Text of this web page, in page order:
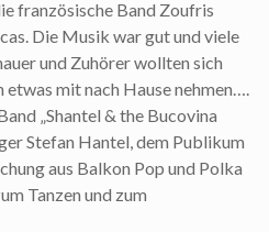
französische Band Zoufris
Die Musik war gut und viele
und Zuhörer wollten sich
etwas mit nach Hause nehmen….
„Shantel & the Bucovina
Stefan Hantel, dem Publikum
aus Balkon Pop und Polka
Tanzen und zum